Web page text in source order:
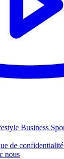
Business
de confidentialité
nous